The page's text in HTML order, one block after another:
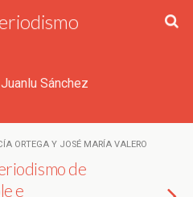
Sánchez
ORTEGA Y JOSÉ MARÍA VALERO
de
e